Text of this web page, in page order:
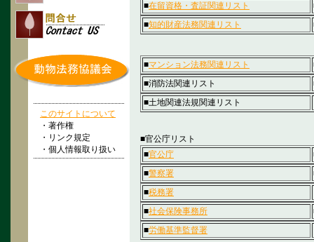
このサイトについて
・著作権
・リンク規定
・個人情報取り扱い
■在留資格・査証関連リスト
■知的財産法務関連リスト
■マンション法務関連リスト
■消防法関連リスト
■土地関連法規関連リスト
■官公庁リスト
■官公庁
■警察署
■税務署
■社会保険事務所
■労働基準監督署